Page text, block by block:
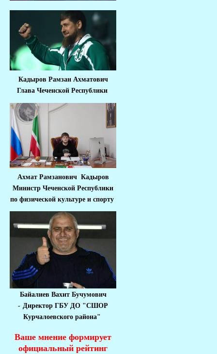
Кадыров Рамзан Ахматович
Глава Чеченской Республики
Ахмат Рамзанович Кадыров
Министр Чеченской Республики
по физической культуре и спорту
Байалиев Вахит Бучумович
- Директор ГБУ ДО "СШОР
Курчалоевского района"
Ваше мнение формирует
официальный рейтинг